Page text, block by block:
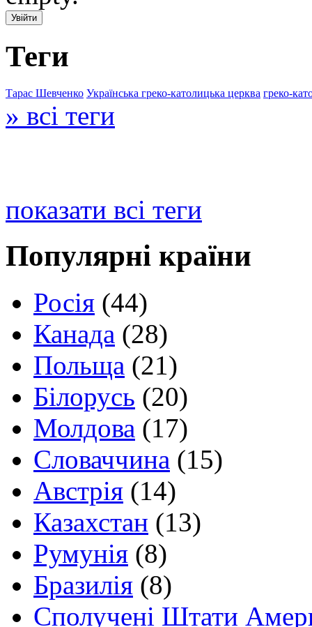
Теги
Тарас Шевченко Українська греко-католицька церква греко-
» всі теги
показати всі теги
Популярні країни
Росія (44)
Канада (28)
Польща (21)
Білорусь (20)
Молдова (17)
Словаччина (15)
Австрія (14)
Казахстан (13)
Румунія (8)
Бразилія (8)
Сполучені Штати